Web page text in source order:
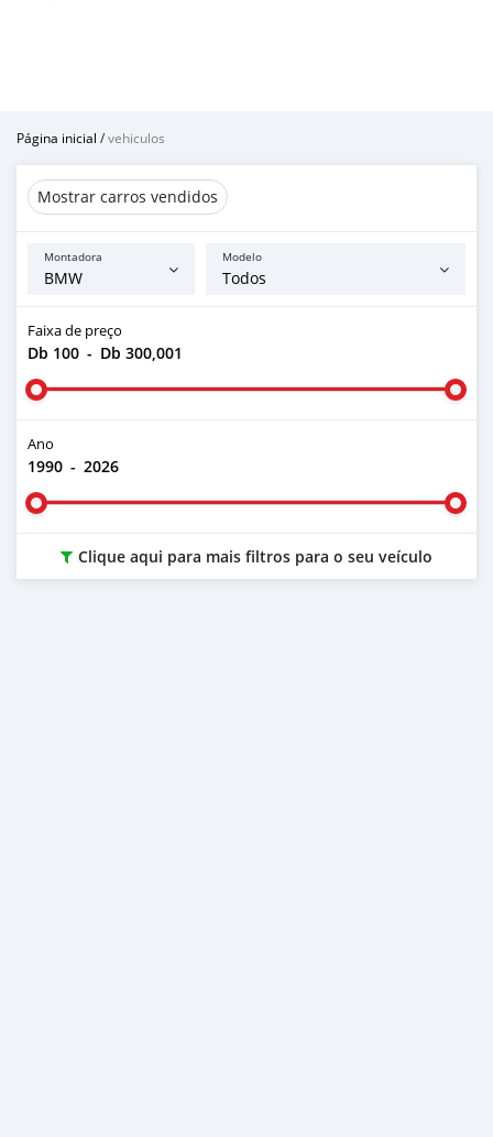
Página inicial /vehiculos
Mostrar carros vendidos
Montadora Modelo
Faixa de preço
Db 100 - Db 300,001
Ano
1990 - 2026
Clique aqui para mais filtros para o seu veículo